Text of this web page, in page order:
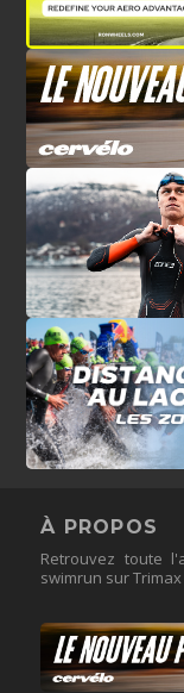
À PROPOS
Retrouvez toute
swimrun sur